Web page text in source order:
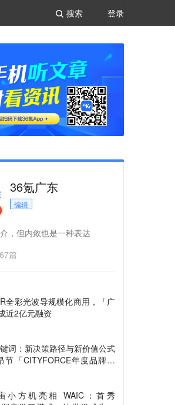
登录
搜索
36氪广东
编辑
，但内敛也是一种表达
篇
全彩光波导规模化商用，「广
近2亿元融资
词：新决策路径与新价值公式
节「CITYFORCE年度品牌」
小方机亮相 WAIC：首秀